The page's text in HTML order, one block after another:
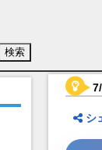
声優：大原
シ